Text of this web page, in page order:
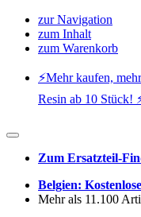
zur Navigation
zum Inhalt
zum Warenkorb
⚡️Mehr kaufen,
Resin ab 10 Stück!
Zum Ersatzteil-
Belgien:
Mehr als 11.100